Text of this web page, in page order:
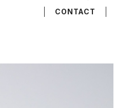
CONTACT